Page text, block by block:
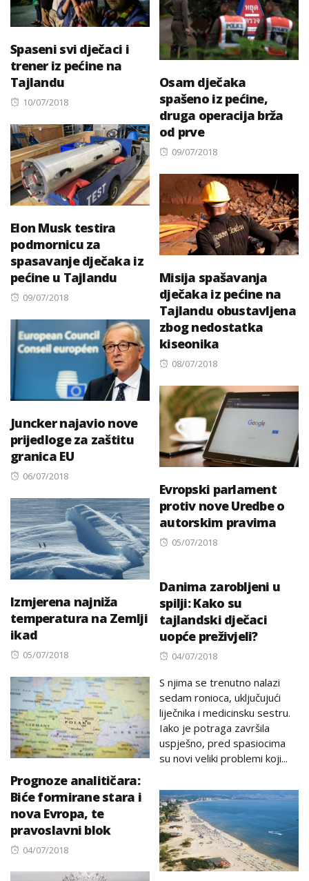
Spaseni svi dječaci i
trener iz pećine na
Tajlandu
Posted
10/07/2018
Osam dječaka
spašeno iz pećine,
druga operacija brža
od prve
Posted
09/07/2018
Elon Musk testira
podmornicu za
spasavanje dječaka iz
pećine u Tajlandu
Posted
09/07/2018
Misija spašavanja
dječaka iz pećine na
Tajlandu obustavljena
zbog nedostatka
kiseonika
Posted
08/07/2018
Juncker najavio nove
prijedloge za zaštitu
granica EU
Posted
06/07/2018
Evropski parlament
protiv nove Uredbe o
autorskim pravima
Posted
05/07/2018
Izmjerena najniža
temperatura na Zemlji
ikad
Posted
05/07/2018
Danima zarobljeni u
spilji: Kako su
tajlandski dječaci
uopće preživjeli?
Posted
04/07/2018
S njima se trenutno nalazi
sedam ronioca, uključujući
liječnika i medicinsku sestru.
Iako je potraga završila
uspješno, pred spasiocima
su novi veliki problemi koji...
Prognoze analitičara:
Biće formirane stara i
nova Evropa, te
pravoslavni blok
Posted
04/07/2018